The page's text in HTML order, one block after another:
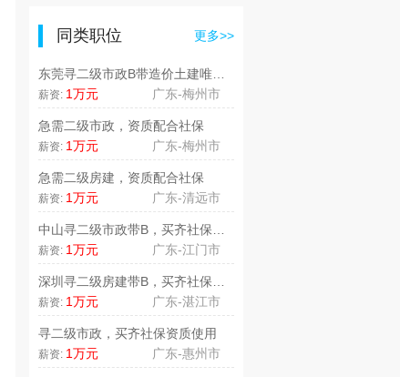
同类职位 更多>>
薪资: 1万元 广东-梅州市
急需二级市政，资质配合社保
薪资: 1万元 广东-梅州市
急需二级房建，资质配合社保
薪资: 1万元 广东-清远市
薪资: 1万元 广东-江门市
薪资: 1万元 广东-湛江市
寻二级市政，买齐社保资质使用
薪资: 1万元 广东-惠州市